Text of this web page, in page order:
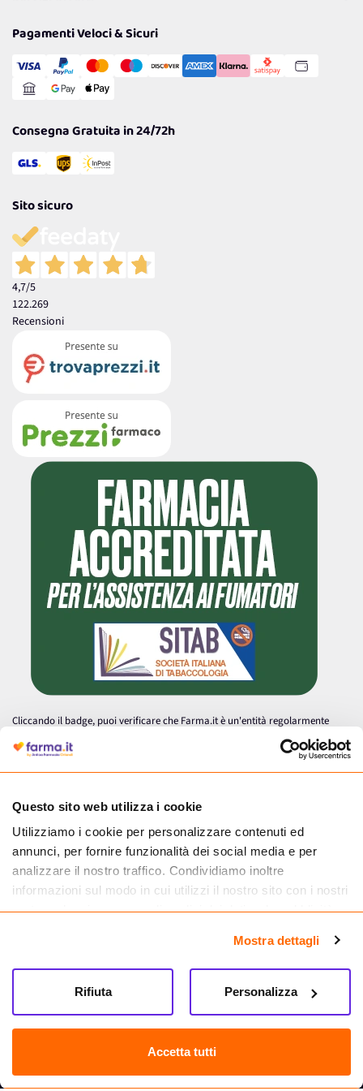
Questo sito web utilizza i cookie
Utilizziamo i cookie per personalizzare contenuti ed
annunci, per fornire funzionalità dei social media e per
analizzare il nostro traffico. Condividiamo inoltre
informazioni sul modo in cui utilizzi il nostro sito con i nostri
partner che si occupano di analisi dei dati web, pubblicità e
informazioni che hai fornito loro o che hanno raccolto dal
tuo utilizzo dei loro servizi.
Mostra dettagli
Accetta tutti
Personalizza
Rifiuta
Cookie Policy
Gestisci Cookie
Reso Facile e Veloce
Pagamenti Veloci & Sicuri
Consegna Gratuita in 24/72h
Sito sicuro
4,7/5
122.269
Recensioni
Cliccando il badge, puoi verificare che Farma.it è un'entità regolarmente
autorizzata dal Ministero della Salute a effettuare la vendita online di
medicinali.
Farma.it S.a.s. P. IVA 07417261216 REA: NA-884088
CREDITS
Sede legale Via delle Repubbliche Marinare 128, 80147 Napoli